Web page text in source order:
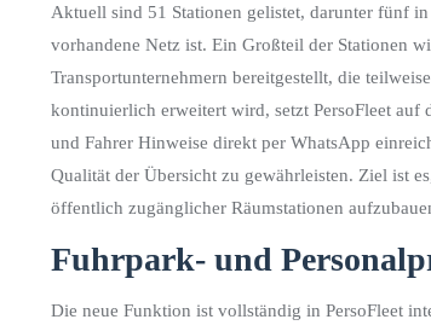
Aktuell sind 51 Stationen gelistet, darunter fünf
vorhandene Netz ist. Ein Großteil der Stationen
Transportunternehmern bereitgestellt, die
kontinuierlich erweitert wird, setzt PersoFleet auf
und Fahrer Hinweise direkt per WhatsApp
Qualität der Übersicht zu gewährleisten. Ziel ist
öffentlich zugänglicher Räumstationen
Fuhrpark- und
Die neue Funktion ist vollständig in PersoFleet